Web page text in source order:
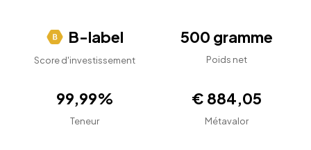
B-label
Score d'investissement
500 gramme
Poids net
99,99%
Teneur
€ 884,05
Métavalor